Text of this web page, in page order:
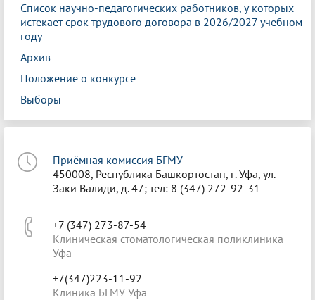
Список научно-педагогических работников, у которых
истекает срок трудового договора в 2026/2027 учебном
году
Архив
Положение о конкурсе
Выборы
Приёмная комиссия БГМУ
450008, Республика Башкортостан, г. Уфа, ул.
Заки Валиди, д. 47; тел: 8 (347) 272-92-31
+7 (347) 273-87-54
Клиническая стоматологическая поликлиника
Уфа
+7(347)223-11-92
Клиника БГМУ Уфа